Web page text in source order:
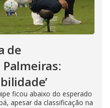
de
ficou abaixo do esperado
apesar da classificação na